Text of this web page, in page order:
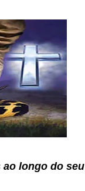
ao longo do